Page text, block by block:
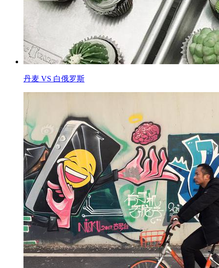
丹麦 VS 白俄罗斯